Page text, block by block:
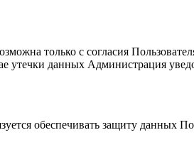
только с согласия
данных Администрация
обеспечивать защиту данных